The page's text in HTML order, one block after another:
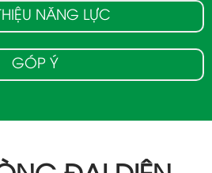
NĂNG LỰC
GÓP Ý